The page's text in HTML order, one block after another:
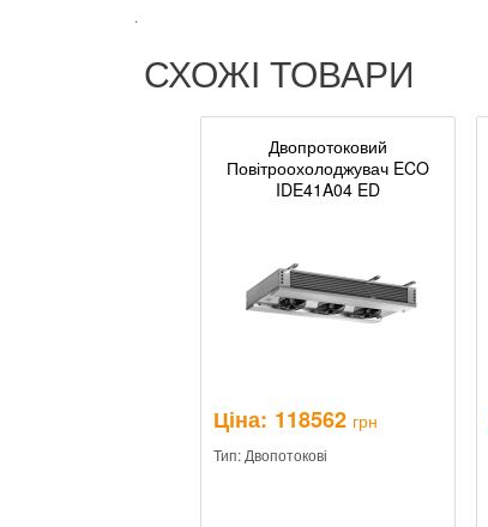
.
СХОЖІ ТОВАРИ
Двопротоковий
Повітроохолоджувач ECO
IDE41A04 ED
Ціна: 118562 грн
Тип: Двопотокові